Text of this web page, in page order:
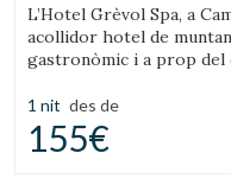
L’Hotel Grèvol Spa, a
acollidor hotel de
gastronòmic i a prop del
1 nit des de
155€